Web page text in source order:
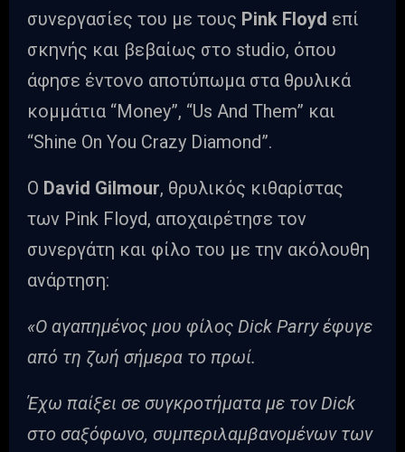
συνεργασίες του με τους Pink Floyd επί
σκηνής και βεβαίως στο studio, όπου
άφησε έντονο αποτύπωμα στα θρυλικά
κομμάτια “Money”, “Us And Them” και
“Shine On You Crazy Diamond”.
Ο David Gilmour, θρυλικός κιθαρίστας
των Pink Floyd, αποχαιρέτησε τον
συνεργάτη και φίλο του με την ακόλουθη
ανάρτηση:
«Ο αγαπημένος μου φίλος Dick Parry έφυγε
από τη ζωή σήμερα το πρωί.
Έχω παίξει σε συγκροτήματα με τον Dick
στο σαξόφωνο, συμπεριλαμβανομένων των